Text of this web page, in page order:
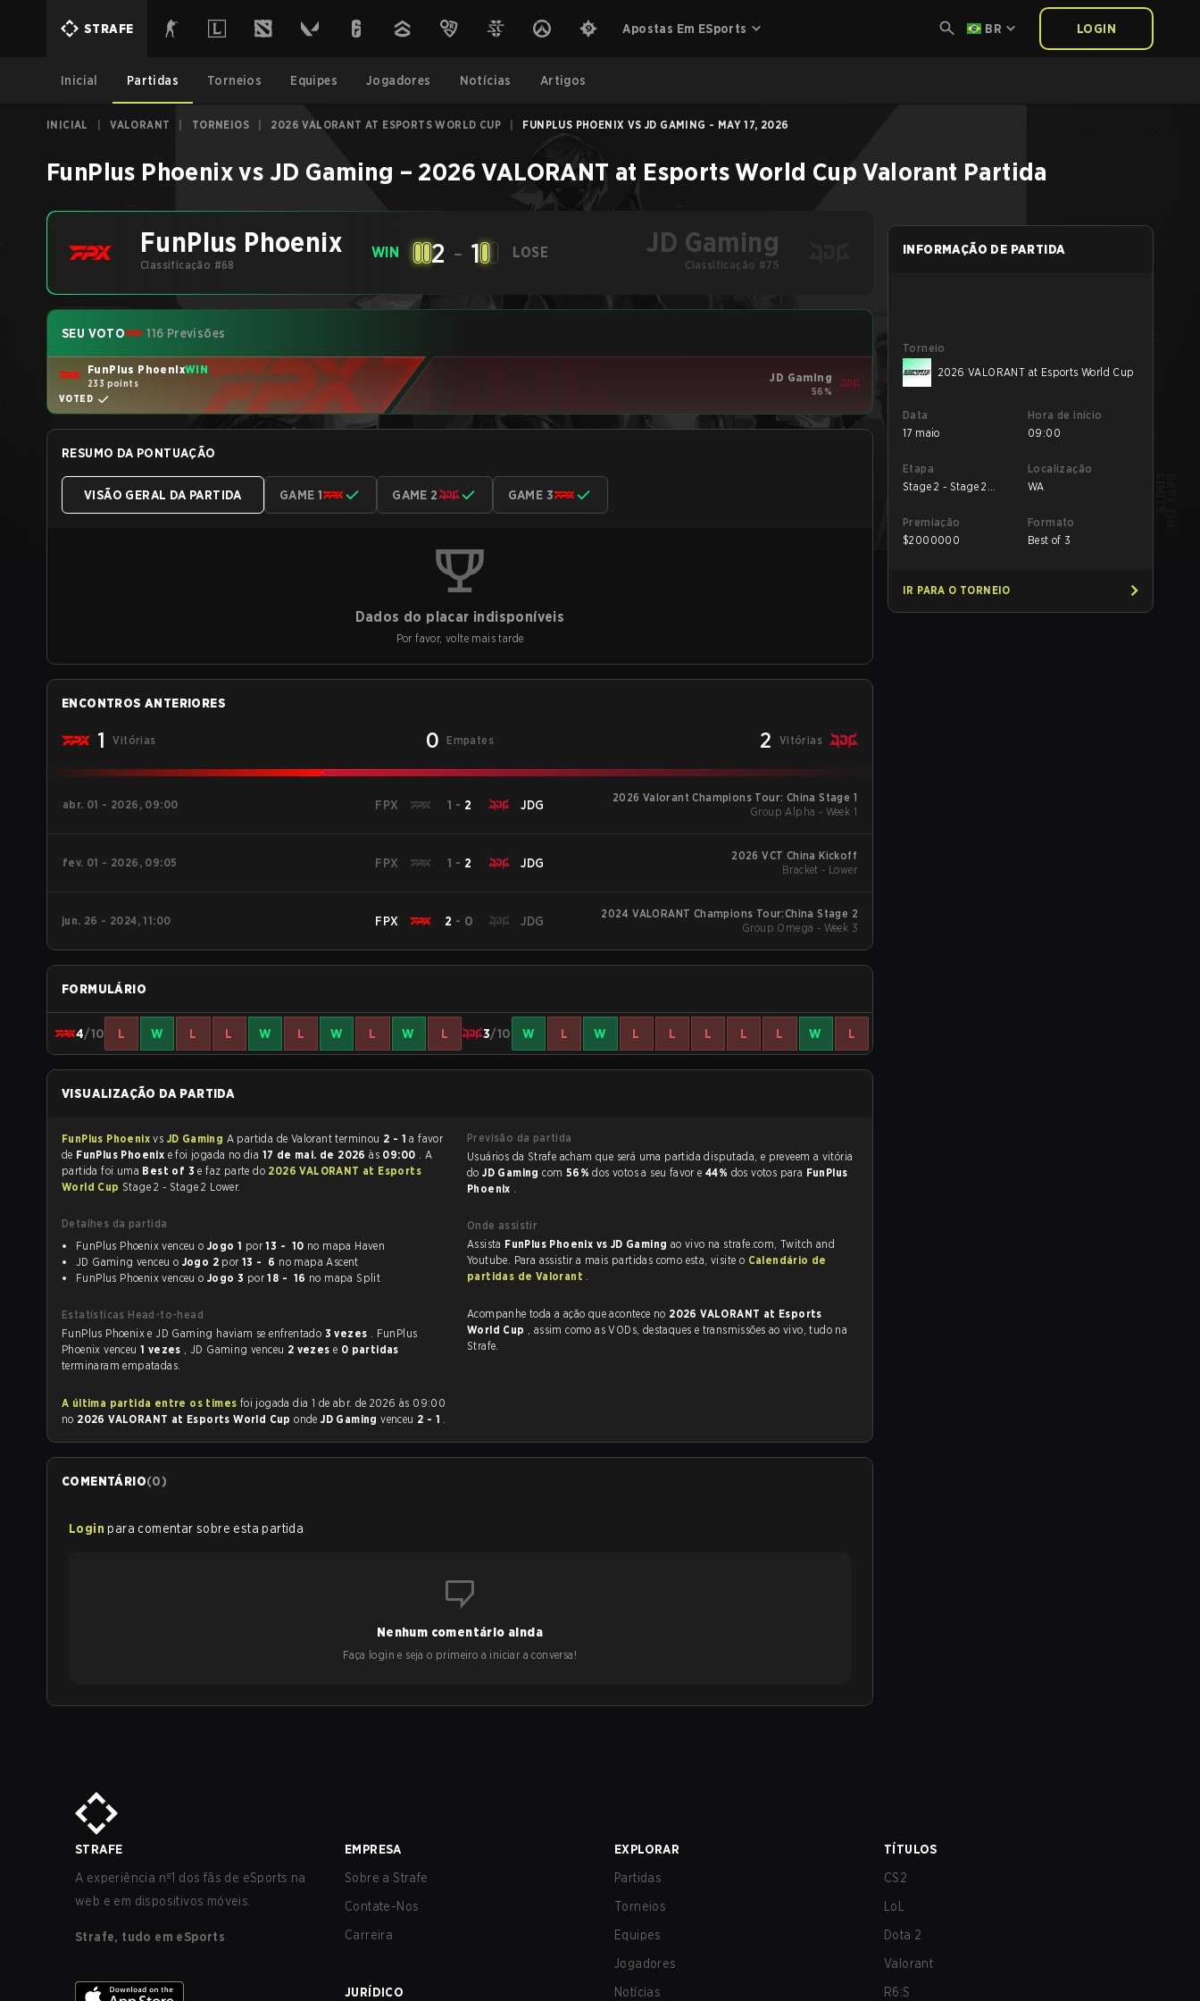
STRAFE Apostas Em ESports BR LOGIN
Inicial Partidas Torneios Equipes Jogadores Notícias Artigos
INICIAL VALORANT TORNEIOS 2026 VALORANT AT ESPORTS WORLD CUP FUNPLUS PHOENIX VS JD GAMING - MAY 17, 2026
FunPlus Phoenixvs JD Gaming – 2026 VALORANT at Esports World Cup Valorant Partida
FunPlus Phoenix
Classificação #68
WIN 2 - 1 LOSE JD Gaming
Classificação #75
SEU VOTO 116 Previsões
FunPlus PhoenixWIN
233 points
VOTED
JD Gaming
56%
RESUMO DA PONTUAÇÃO
VISÃO GERAL DA PARTIDA GAME 1 GAME 2 GAME 3
Dados do placar indisponíveis
Por favor, volte mais tarde
ENCONTROS ANTERIORES
1 Vitórias 0 Empates 2 Vitórias
abr. 01 - 2026, 09:00 FPX 1 - 2 JDG
2026 Valorant Champions Tour: China Stage 1
Group Alpha - Week 1
fev. 01 - 2026, 09:05 FPX 1 - 2 JDG
2026 VCT China Kickoff
Bracket - Lower
jun. 26 - 2024, 11:00 FPX 2 - 0 JDG
2024 VALORANT Champions Tour:China Stage 2
Group Omega - Week 3
FORMULÁRIO
4/10 L W L L W L W L W L 3/10 W L W L L L L L W L
VISUALIZAÇÃO DA PARTIDA
FunPlus Phoenixvs JD Gaming A partida de Valorant terminou 2 - 1 a favor
de FunPlus Phoenix e foi jogada no dia 17 de mai. de 2026às 09:00 . A
partida foi uma Best of 3e faz parte do 2026 VALORANT at Esports
World Cup Stage 2 - Stage 2 Lower.
Detalhes da partida
FunPlus Phoenix venceu o Jogo 1 por 13 - 10 no mapa Haven
JD Gaming venceu o Jogo 2 por 13 - 6 no mapa Ascent
FunPlus Phoenix venceu o Jogo 3 por 18 - 16 no mapa Split
Estatísticas Head-to-head
FunPlus Phoenix e JD Gaming haviam se enfrentado 3 vezes . FunPlus
Phoenix venceu 1 vezes , JD Gaming venceu 2 vezes e 0 partidas
terminaram empatadas.
A última partida entre os times
no 2026 VALORANT at Esports World CupondeJD Gamingvenceu 2 - 1 .
Previsão da partida
Usuários da Strafe acham que será uma partida disputada, e preveem a vitória
doJD Gamingcom 56%dos votos a seu favor e 44% dos votos para FunPlus
Phoenix .
Onde assistir
Assista FunPlus Phoenix vs JD Gaming ao vivo na strafe.com, Twitch and
Youtube. Para assistir a mais partidas como esta, visite o Calendário de
partidas de Valorant .
Acompanhe toda a ação que acontece no 2026 VALORANT at Esports
World Cup , assim como as VODs, destaques e transmissões ao vivo, tudo na
Strafe.
COMENTÁRIO(0)
Login para comentar sobre esta partida
Nenhum comentário ainda
Faça login e seja o primeiro a iniciar a conversa!
INFORMAÇÃO DE PARTIDA
Torneio
2026 VALORANT at Esports World Cup
Data
17 maio
Hora de início
09:00
Etapa
Stage 2 - Stage 2
Localização
WA
Premiação
$2000000
Formato
Best of 3
IR PARA O TORNEIO
STRAFE
A experiência nº1 dos fãs de eSports na
web e em dispositivos móveis.
Strafe, tudo em eSports
EMPRESA
Sobre a Strafe
Contate-Nos
Carreira
JURÍDICO
EXPLORAR
Partidas
Torneios
Equipes
Jogadores
Notícias
TÍTULOS
CS2
LoL
Dota 2
Valorant
R6:S